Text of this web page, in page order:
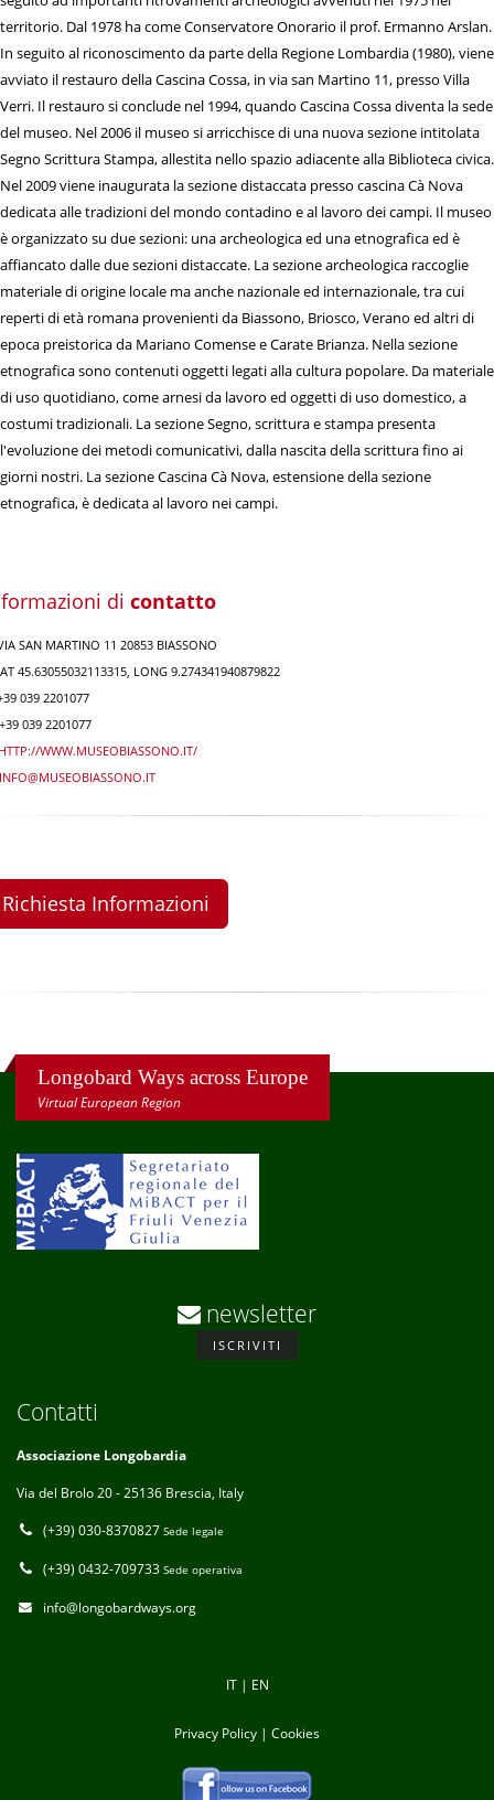
territorio. Dal 1978 ha come Conservatore Onorario il prof. Ermanno Arslan.
In seguito al riconoscimento da parte della Regione Lombardia (1980), viene
avviato il restauro della Cascina Cossa, in via san Martino 11, presso Villa
Verri. Il restauro si conclude nel 1994, quando Cascina Cossa diventa la sede
del museo. Nel 2006 il museo si arricchisce di una nuova sezione intitolata
Segno Scrittura Stampa, allestita nello spazio adiacente alla Biblioteca civica.
Nel 2009 viene inaugurata la sezione distaccata presso cascina Cà Nova
dedicata alle tradizioni del mondo contadino e al lavoro dei campi. Il museo
è organizzato su due sezioni: una archeologica ed una etnografica ed è
affiancato dalle due sezioni distaccate. La sezione archeologica raccoglie
materiale di origine locale ma anche nazionale ed internazionale, tra cui
reperti di età romana provenienti da Biassono, Briosco, Verano ed altri di
epoca preistorica da Mariano Comense e Carate Brianza. Nella sezione
etnografica sono contenuti oggetti legati alla cultura popolare. Da materiale
di uso quotidiano, come arnesi da lavoro ed oggetti di uso domestico, a
costumi tradizionali. La sezione Segno, scrittura e stampa presenta
l'evoluzione dei metodi comunicativi, dalla nascita della scrittura fino ai
giorni nostri. La sezione Cascina Cà Nova, estensione della sezione
etnografica, è dedicata al lavoro nei campi.
di contatto
SAN MARTINO 11 20853 BIASSONO
45.63055032113315, LONG 9.274341940879822
039 2201077
039 2201077
WWW.MUSEOBIASSONO.IT/
INFO@MUSEOBIASSONO.IT
Richiesta Informazioni
Longobard Ways across Europe
Virtual European Region
newsletter
ISCRIVITI
Contatti
Associazione Longobardia
Via del Brolo 20 - 25136 Brescia, Italy
(+39) 030-8370827 Sede legale
(+39) 0432-709733 Sede operativa
info@longobardways.org
IT| EN
Privacy Policy | Cookies